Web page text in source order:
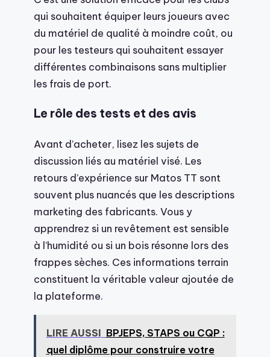
qui souhaitent équiper leurs joueurs avec
du matériel de qualité à moindre coût, ou
pour les testeurs qui souhaitent essayer
différentes combinaisons sans multiplier
les frais de port.
Le rôle des tests et des avis
Avant d’acheter, lisez les sujets de
discussion liés au matériel visé. Les
retours d’expérience sur Matos TT sont
souvent plus nuancés que les descriptions
marketing des fabricants. Vous y
apprendrez si un revêtement est sensible
à l’humidité ou si un bois résonne lors des
frappes sèches. Ces informations terrain
constituent la véritable valeur ajoutée de
la plateforme.
LIRE AUSSI BPJEPS, STAPS ou CQP :
quel diplôme pour construire votre